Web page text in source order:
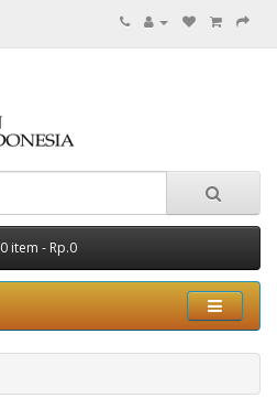
0 item - Rp.0